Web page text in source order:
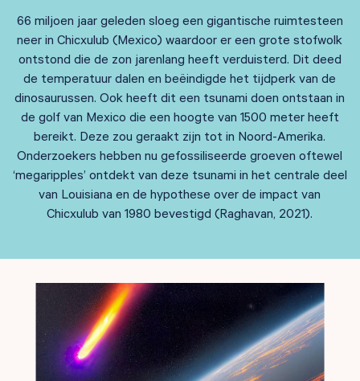
66 miljoen jaar geleden sloeg een gigantische ruimtesteen
neer in Chicxulub (Mexico) waardoor er een grote stofwolk
ontstond die de zon jarenlang heeft verduisterd. Dit deed
de temperatuur dalen en beëindigde het tijdperk van de
dinosaurussen. Ook heeft dit een tsunami doen ontstaan in
de golf van Mexico die een hoogte van 1500 meter heeft
bereikt. Deze zou geraakt zijn tot in Noord-Amerika.
Onderzoekers hebben nu gefossiliseerde groeven oftewel
‘megaripples’ ontdekt van deze tsunami in het centrale deel
van Louisiana en de hypothese over de impact van
Chicxulub van 1980 bevestigd(Raghavan, 2021).